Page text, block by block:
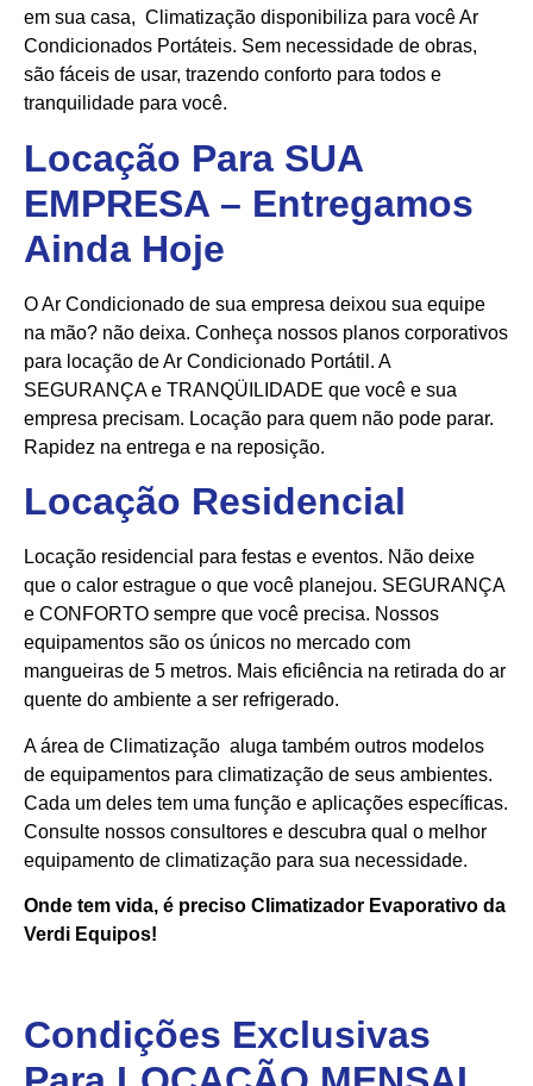
em sua casa, Climatização disponibiliza para você Ar
Condicionados Portáteis. Sem necessidade de obras,
são fáceis de usar, trazendo conforto para todos e
tranquilidade para você.
Locação Para SUA
EMPRESA – Entregamos
Ainda Hoje
O Ar Condicionado de sua empresa deixou sua equipe
na mão? não deixa. Conheça nossos planos corporativos
para locação de Ar Condicionado Portátil. A
SEGURANÇA e TRANQÜILIDADE que você e sua
empresa precisam. Locação para quem não pode parar.
Rapidez na entrega e na reposição.
Locação Residencial
Locação residencial para festas e eventos. Não deixe
que o calor estrague o que você planejou. SEGURANÇA
e CONFORTO sempre que você precisa. Nossos
equipamentos são os únicos no mercado com
mangueiras de 5 metros. Mais eficiência na retirada do ar
quente do ambiente a ser refrigerado.
A área de Climatização aluga também outros modelos
de equipamentos para climatização de seus ambientes.
Cada um deles tem uma função e aplicações específicas.
Consulte nossos consultores e descubra qual o melhor
equipamento de climatização para sua necessidade.
Onde tem vida, é preciso Climatizador Evaporativo da
Verdi Equipos!
Condições Exclusivas